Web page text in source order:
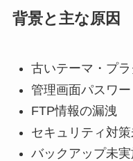
背景と主な原因
古いテーマ・プ
管理画面パスワ
FTP情報の漏洩
セキュリティ対策
バックアップ未